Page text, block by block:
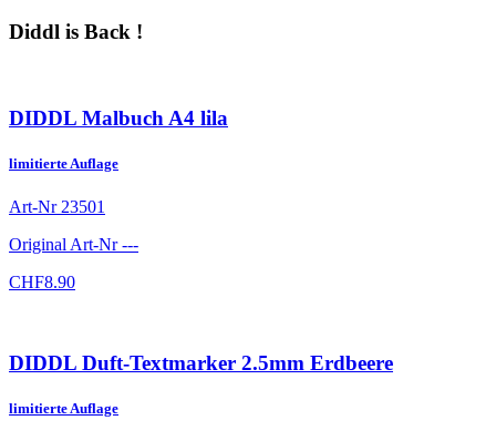
Diddl is Back !
DIDDL Malbuch A4 lila
limitierte Auflage
Art-Nr 23501
Original Art-Nr---
CHF8.90
DIDDL Duft-Textmarker 2.5mm Erdbeere
limitierte Auflage